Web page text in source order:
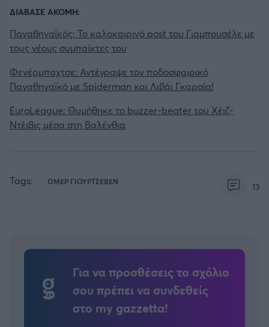
ΔΙΑΒΑΣΕ ΑΚΟΜΗ:
Παναθηναϊκός: Το καλοκαιρινό post του Γιαμπουσέλε με
τους νέους συμπαίκτες του
Φενέρμπαχτσε: Αντέγραψε τον ποδοσφαιρικό
Παναθηναϊκό με Spiderman και Λιβάι Γκαρσία!
EuroLeague: Θυμήθηκε το buzzer-beater του Χέιζ-
Ντέιβις μέσα στη Βαλένθια
Tags: ΟΜΕΡ ΓΙΟΥΡΤΣΕΒΕΝ 13
Για να προσθέσεις το σχόλιο
σου πρέπει να συνδεθείς
στο my gazzetta!